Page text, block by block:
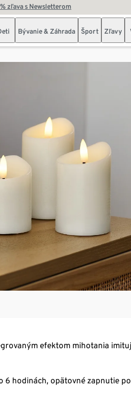
zľava s Newsletterom
Bývanie & Záhrada Šport Zľavy
efektom mihotania
6 hodinách, opätovné zapnutie